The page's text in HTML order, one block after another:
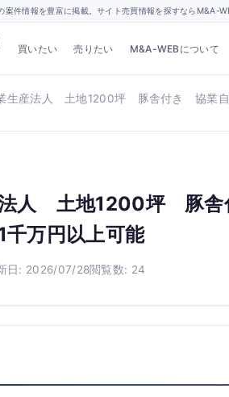
案件情報を豊富に掲載。サイト売買情報を探すならM&A-
買いたい 売りたい M&A-WEBについて
生産法人 土地1200坪 豚舎付き 協業
法人 土地1200坪 豚
万円以上可能
日: 2026/07/28閲覧数: 24